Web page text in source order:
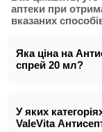
аптеки при
вказаних
Яка ціна на
спрей 20 мл?
У яких
ValeVita